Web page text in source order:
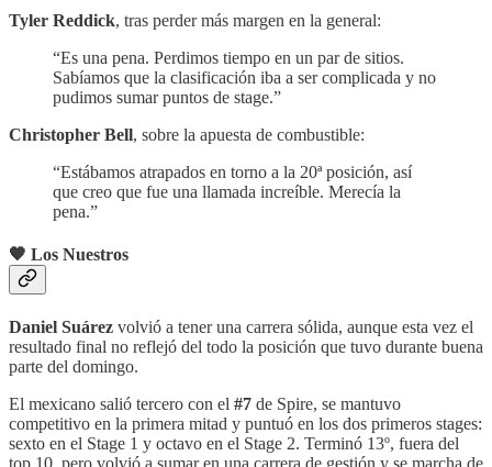
Tyler Reddick, tras perder más margen en la general:
“Es una pena. Perdimos tiempo en un par de sitios.
Sabíamos que la clasificación iba a ser complicada y no
pudimos sumar puntos de stage.”
Christopher Bell, sobre la apuesta de combustible:
“Estábamos atrapados en torno a la 20ª posición, así
que creo que fue una llamada increíble. Merecía la
pena.”
🧡 Los Nuestros
Daniel Suárez volvió a tener una carrera sólida, aunque esta vez el
resultado final no reflejó del todo la posición que tuvo durante buena
parte del domingo.
El mexicano salió tercero con el #7 de Spire, se mantuvo
competitivo en la primera mitad y puntuó en los dos primeros stages:
sexto en el Stage 1 y octavo en el Stage 2. Terminó 13º, fuera del